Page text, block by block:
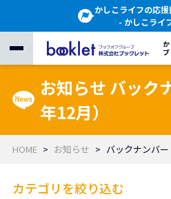
かしこライフの応
- かしこライ
お知らせ バック
年12月）
HOME お知らせ バックナンバー
カテゴリを絞り込む